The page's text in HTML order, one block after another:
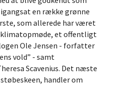
en række grønne
som allerede har været
et offentligt
Ole Jensen - forfatter
vold” - samt
Scavenius. Det næste
handler om